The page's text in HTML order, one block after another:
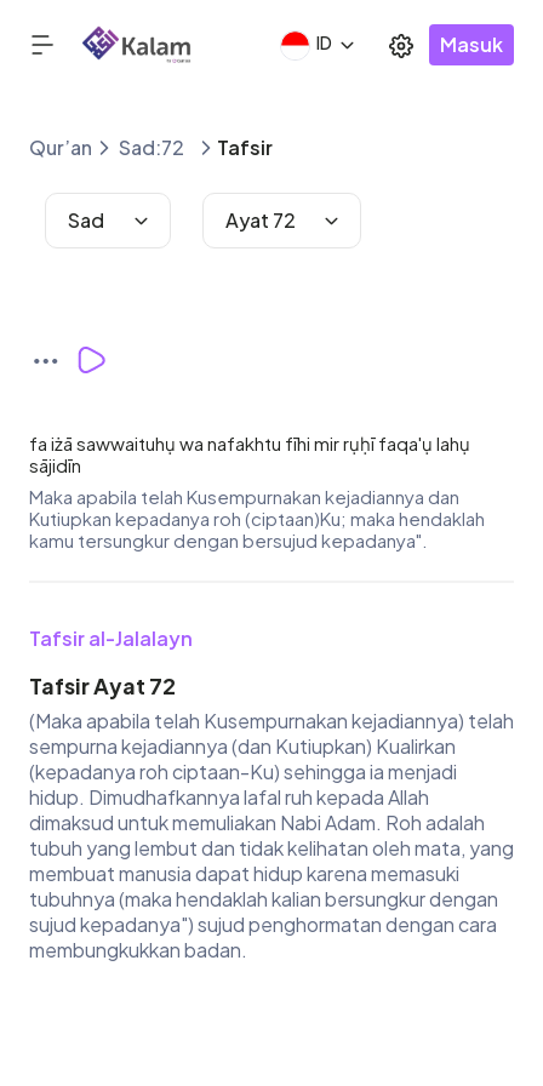
ID Masuk
Qur’an Sad:72 Tafsir
Sad Ayat 72
fa iżā sawwaituhụ wa nafakhtu fīhi mir rụḥī faqa'ụ lahụ
sājidīn
Maka apabila telah Kusempurnakan kejadiannya dan
Kutiupkan kepadanya roh (ciptaan)Ku; maka hendaklah
kamu tersungkur dengan bersujud kepadanya".
Tafsir al-Jalalayn
Tafsir Ayat 72
(Maka apabila telah Kusempurnakan kejadiannya) telah
sempurna kejadiannya (dan Kutiupkan) Kualirkan
(kepadanya roh ciptaan-Ku) sehingga ia menjadi
hidup. Dimudhafkannya lafal ruh kepada Allah
dimaksud untuk memuliakan Nabi Adam. Roh adalah
tubuh yang lembut dan tidak kelihatan oleh mata, yang
membuat manusia dapat hidup karena memasuki
tubuhnya (maka hendaklah kalian bersungkur dengan
sujud kepadanya") sujud penghormatan dengan cara
membungkukkan badan.